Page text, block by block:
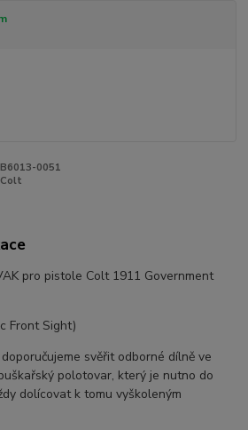
B6013-0051
Colt
pro pistole Colt 1911 Government
Front Sight)
svěřit odborné dílně ve
polotovar, který je nutno do
dolícovat k tomu vyškoleným